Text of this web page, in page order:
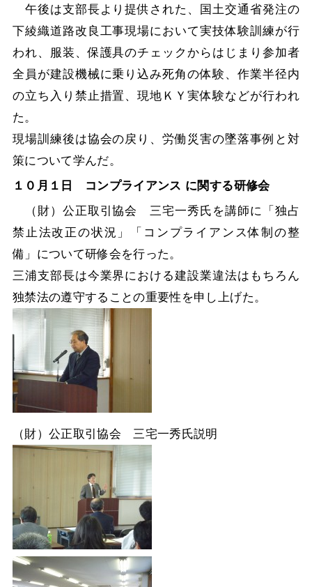
午後は支部長より提供された、国土交通省発注の
下綾織道路改良工事現場において実技体験訓練が行
われ、服装、保護具のチェックからはじまり参加者
全員が建設機械に乗り込み死角の体験、作業半径内
の立ち入り禁止措置、現地ＫＹ実体験などが行われ
た。
現場訓練後は協会の戻り、労働災害の墜落事例と対
策について学んだ。
１０月１日 コンプライアンス に関する研修会
（財）公正取引協会 三宅一秀氏を講師に「独占
禁止法改正の状況」「コンプライアンス体制の整
備」について研修会を行った。
三浦支部長は今業界における建設業違法はもちろん
独禁法の遵守することの重要性を申し上げた。
（財）公正取引協会 三宅一秀氏説明